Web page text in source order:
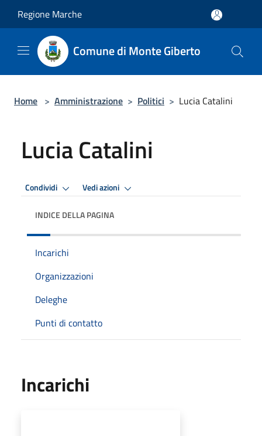
Regione Marche
Comune di Monte Giberto
Home > Amministrazione > Politici > Lucia Catalini
Lucia Catalini
Condividi Vedi azioni
INDICE DELLA PAGINA
Incarichi
Organizzazioni
Deleghe
Punti di contatto
Incarichi